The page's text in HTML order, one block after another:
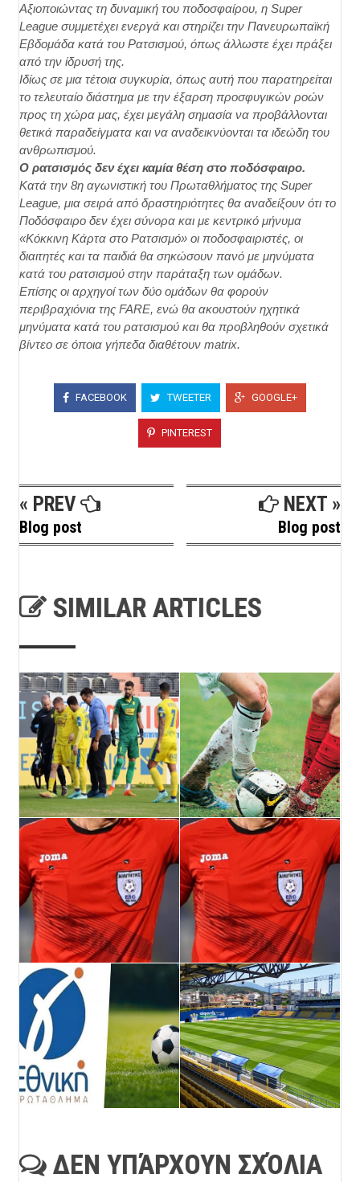
Αξιοποιώντας τη δυναμική του ποδοσφαίρου, η Super
League συμμετέχει ενεργά και στηρίζει την Πανευρωπαϊκή
Εβδομάδα κατά του Ρατσισμού, όπως άλλωστε έχει πράξει
από την ίδρυσή της.
Ιδίως σε μια τέτοια συγκυρία, όπως αυτή που παρατηρείται
το τελευταίο διάστημα με την έξαρση προσφυγικών ροών
προς τη χώρα μας, έχει μεγάλη σημασία να προβάλλονται
θετικά παραδείγματα και να αναδεικνύονται τα ιδεώδη του
ανθρωπισμού.
Ο ρατσισμός δεν έχει καμία θέση στο ποδόσφαιρο.
Κατά την 8η αγωνιστική του Πρωταθλήματος της Super
League, μια σειρά από δραστηριότητες θα αναδείξουν ότι το
Ποδόσφαιρο δεν έχει σύνορα και με κεντρικό μήνυμα
«Κόκκινη Κάρτα στο Ρατσισμό» οι ποδοσφαιριστές, οι
διαιτητές και τα παιδιά θα σηκώσουν πανό με μηνύματα
κατά του ρατσισμού στην παράταξη των ομάδων.
Επίσης οι αρχηγοί των δύο ομάδων θα φορούν
περιβραχιόνια της FARE, ενώ θα ακουστούν ηχητικά
μηνύματα κατά του ρατσισμού και θα προβληθούν σχετικά
βίντεο σε όποια γήπεδα διαθέτουν matrix.
FACEBOOK TWEETER GOOGLE+
PINTEREST
« PREV
Blog post
NEXT »
Blog post
SIMILAR ARTICLES
ΔΕΝ ΥΠΆΡΧΟΥΝ ΣΧΌΛΙΑ